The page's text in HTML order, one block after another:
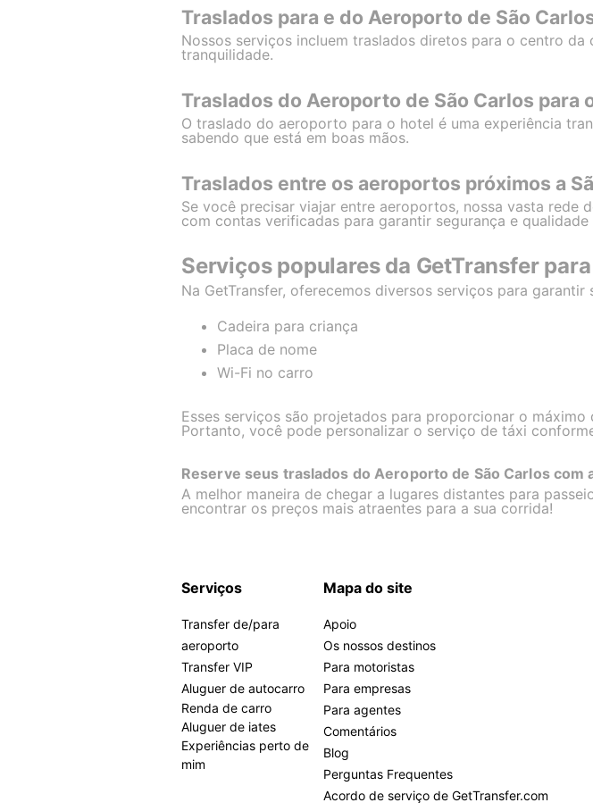
Traslados para e do Aeroporto de São
Nossos serviços incluem traslados diretos para o centro
tranquilidade.
Traslados do Aeroporto de São Carlos para
O traslado do aeroporto para o hotel é uma experiência
sabendo que está em boas mãos.
Traslados entre os aeroportos próximos a
Se você precisar viajar entre aeroportos, nossa vasta
com contas verificadas para garantir segurança e qualidade
Serviços populares da GetTransfer
Na GetTransfer, oferecemos diversos serviços para
Cadeira para criança
Placa de nome
Wi-Fi no carro
Esses serviços são projetados para proporcionar o
Portanto, você pode personalizar o serviço de táxi
Reserve seus traslados do Aeroporto de São Carlos com
A melhor maneira de chegar a lugares distantes para
encontrar os preços mais atraentes para a sua corrida!
Serviços
Transfer de/para
aeroporto
Transfer VIP
Aluguer de autocarro
Renda de carro
Aluguer de iates
Experiências perto de
mim
Mapa do site
Apoio
Os nossos destinos
Para motoristas
Para empresas
Para agentes
Comentários
Blog
Perguntas Frequentes
Acordo de serviço de GetTransfer.com